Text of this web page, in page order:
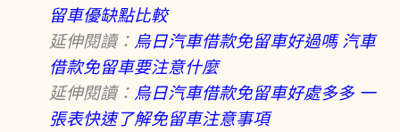
留車優缺點比較
延伸閱讀： 烏日汽車借款免留車好過嗎 汽車
借款免留車要注意什麼
延伸閱讀： 烏日汽車借款免留車好處多多 一
張表快速了解免留車注意事項